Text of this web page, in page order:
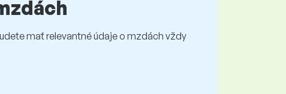
mať relevantné údaje o mzdách vždy